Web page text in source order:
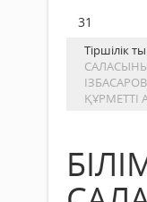
31
Тіршілік